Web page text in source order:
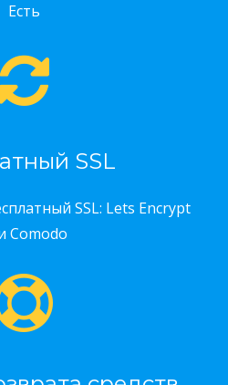
Есть
SSL
SSL: Lets Encrypt
Comodo